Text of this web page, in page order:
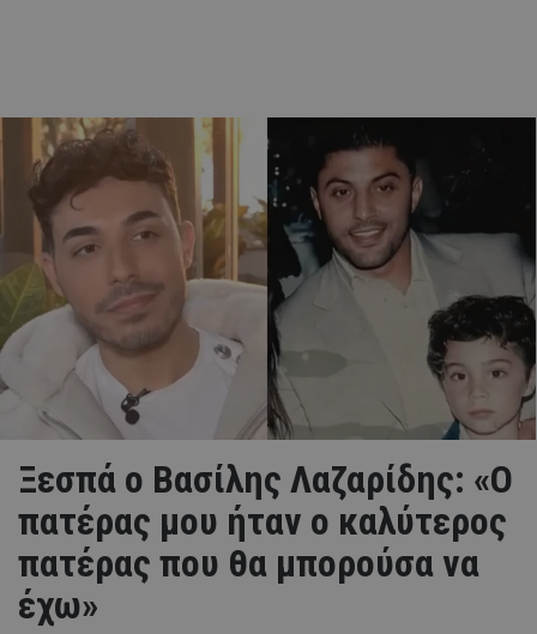
Ξεσπά ο Βασίλης Λαζαρίδης: «Ο
πατέρας μου ήταν ο καλύτερος
πατέρας που θα μπορούσα να
έχω»